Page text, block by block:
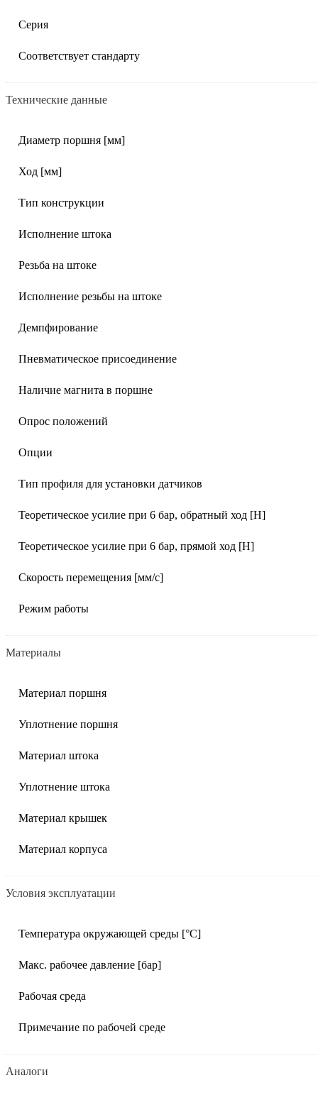
Серия
Соответствует стандарту
Технические данные
Диаметр поршня [мм]
Ход [мм]
Тип конструкции
Исполнение штока
Резьба на штоке
Исполнение резьбы на штоке
Демпфирование
Пневматическое присоединение
Наличие магнита в поршне
Опрос положений
Опции
Тип профиля для установки датчиков
Теоретическое усилие при 6 бар, обратный ход [Н]
Теоретическое усилие при 6 бар, прямой ход [Н]
Скорость перемещения [мм/с]
Режим работы
Материалы
Материал поршня
Уплотнение поршня
Материал штока
Уплотнение штока
Материал крышек
Материал корпуса
Условия эксплуатации
Температура окружающей среды [°C]
Макс. рабочее давление [бар]
Рабочая среда
Примечание по рабочей среде
Аналоги